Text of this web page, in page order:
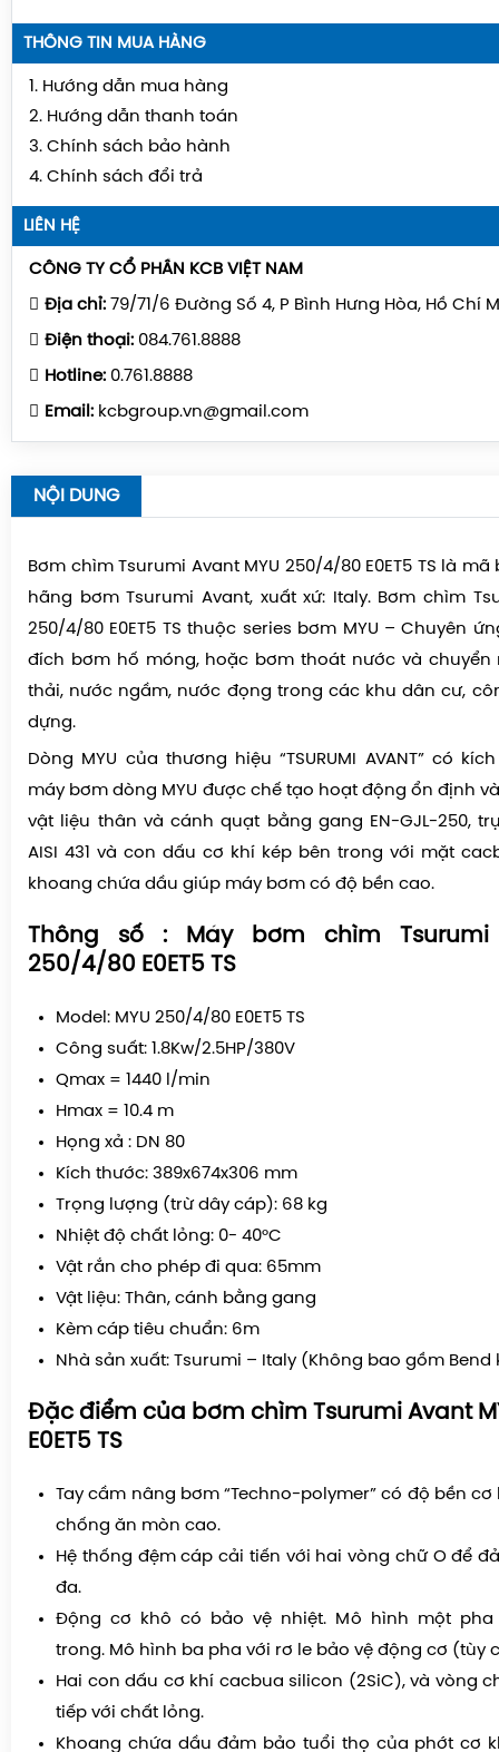
THÔNG TIN MUA HÀNG
1. Hướng dẫn mua hàng
2. Hướng dẫn thanh toán
3. Chính sách bảo hành
4. Chính sách đổi trả
LIÊN HỆ
CÔNG TY CỔ PHẦN KCB VIỆT NAM
Địa chỉ: 79/71/6 Đường Số 4, P Bình Hưng Hòa, Hồ Chí
Điện thoại: 084.761.8888
Hotline: 0.761.8888
Email: kcbgroup.vn@gmail.com
NỘI DUNG
Bơm chìm Tsurumi Avant MYU 250/4/80 E0ET5 TS là mã
hãng bơm Tsurumi Avant, xuất xứ: Italy. Bơm chìm
250/4/80 E0ET5 TS thuộc series bơm MYU – Chuyên
đích bơm hố móng, hoặc bơm thoát nước và chuyển
thải, nước ngầm, nước đọng trong các khu dân cư,
dựng.
Dòng MYU của thương hiệu “TSURUMI AVANT” có
máy bơm dòng MYU được chế tạo hoạt động ổn định
vật liệu thân và cánh quạt bằng gang EN-GJL-250,
AISI 431 và con dấu cơ khí kép bên trong với mặt
khoang chứa dầu giúp máy bơm có độ bền cao.
Thông số : Máy bơm chìm Tsurumi
250/4/80 E0ET5 TS
Model: MYU 250/4/80 E0ET5 TS
Công suất: 1.8Kw/2.5HP/380V
Qmax = 1440 l/min
Hmax = 10.4 m
Họng xả : DN 80
Kích thước: 389x674x306 mm
Trọng lượng (trừ dây cáp): 68 kg
Nhiệt độ chất lỏng: 0- 40°C
Vật rắn cho phép đi qua: 65mm
Vật liệu: Thân, cánh bằng gang
Kèm cáp tiêu chuẩn: 6m
Nhà sản xuất: Tsurumi – Italy (Không bao gồm Bend
Đặc điểm của bơm chìm Tsurumi Avant
E0ET5 TS
Tay cầm nâng bơm “Techno-polymer” có độ bền
chống ăn mòn cao.
Hệ thống đệm cáp cải tiến với hai vòng chữ O để
đa.
Động cơ khô có bảo vệ nhiệt. Mô hình một
trong. Mô hình ba pha với rơ le bảo vệ động cơ (tùy
Hai con dấu cơ khí cacbua silicon (2SiC), và vòng
tiếp với chất lỏng.
Khoang chứa dầu đảm bảo tuổi thọ của phớt cơ